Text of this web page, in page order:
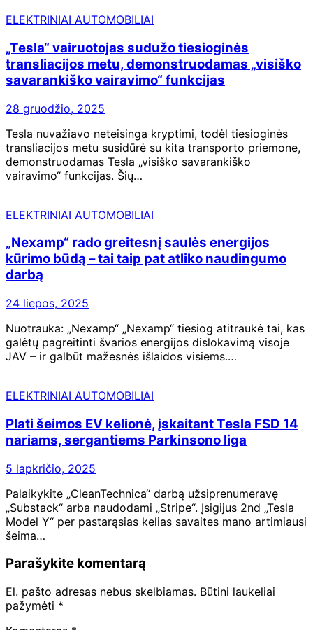
ELEKTRINIAI AUTOMOBILIAI
„Tesla“ vairuotojas sudužo tiesioginės
transliacijos metu, demonstruodamas „visiško
savarankiško vairavimo“ funkcijas
28 gruodžio, 2025
Tesla nuvažiavo neteisinga kryptimi, todėl tiesioginės
transliacijos metu susidūrė su kita transporto priemone,
demonstruodamas Tesla „visiško savarankiško
vairavimo“ funkcijas. Šių…
ELEKTRINIAI AUTOMOBILIAI
„Nexamp“ rado greitesnį saulės energijos
kūrimo būdą – tai taip pat atliko naudingumo
darbą
24 liepos, 2025
Nuotrauka: „Nexamp“ „Nexamp“ tiesiog atitraukė tai, kas
galėtų pagreitinti švarios energijos dislokavimą visoje
JAV – ir galbūt mažesnės išlaidos visiems.…
ELEKTRINIAI AUTOMOBILIAI
Plati šeimos EV kelionė, įskaitant Tesla FSD 14
nariams, sergantiems Parkinsono liga
5 lapkričio, 2025
Palaikykite „CleanTechnica“ darbą užsiprenumeravę
„Substack“ arba naudodami „Stripe“. Įsigijus 2nd „Tesla
Model Y“ per pastarąsias kelias savaites mano artimiausi
šeima…
Parašykite komentarą
El. pašto adresas nebus skelbiamas. Būtini laukeliai
pažymėti *